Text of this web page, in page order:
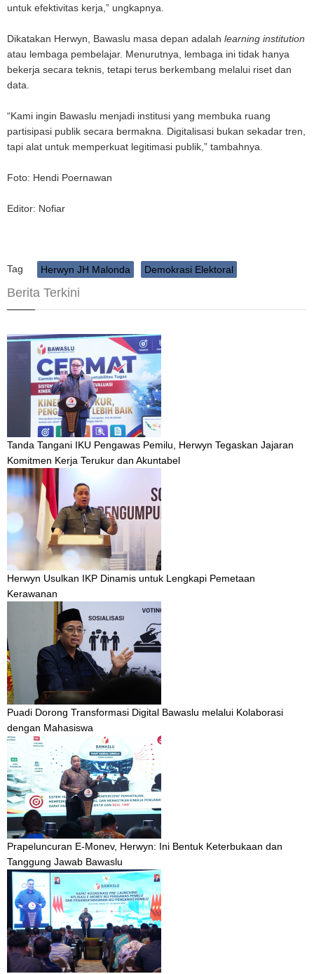
untuk efektivitas kerja,” ungkapnya.
Dikatakan Herwyn, Bawaslu masa depan adalah learning institution
atau lembaga pembelajar. Menurutnya, lembaga ini tidak hanya
bekerja secara teknis, tetapi terus berkembang melalui riset dan
data.
“Kami ingin Bawaslu menjadi institusi yang membuka ruang
partisipasi publik secara bermakna. Digitalisasi bukan sekadar tren,
tapi alat untuk memperkuat legitimasi publik,” tambahnya.
Foto: Hendi Poernawan
Editor: Nofiar
Tag Herwyn JH Malonda Demokrasi Elektoral
Berita Terkini
Tanda Tangani IKU Pengawas Pemilu, Herwyn Tegaskan Jajaran
Komitmen Kerja Terukur dan Akuntabel
Herwyn Usulkan IKP Dinamis untuk Lengkapi Pemetaan
Kerawanan
Puadi Dorong Transformasi Digital Bawaslu melalui Kolaborasi
dengan Mahasiswa
Prapeluncuran E-Monev, Herwyn: Ini Bentuk Keterbukaan dan
Tanggung Jawab Bawaslu